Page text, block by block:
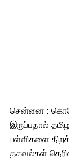
சென்னை :
இருப்பதால்
பள்ளிகளை
தகவல்கள்